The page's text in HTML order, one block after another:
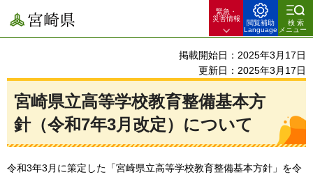
宮崎県
緊急・
災害情報
閲覧補助
Language
検索
メニュー
掲載開始日：2025年3月17日
更新日：2025年3月17日
宮崎県立高等学校教育整備基本方
針（令和7年3月改定）について
令和3年3月に策定した「宮崎県立高等学校教育整備基本方針」を令